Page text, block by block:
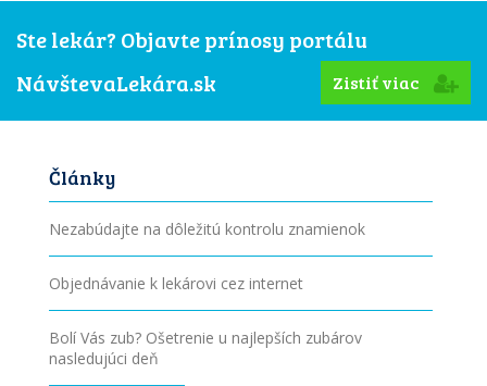
Ste lekár? Objavte prínosy portálu
NávštevaLekára.sk
Zistiť viac
Články
Nezabúdajte na dôležitú kontrolu znamienok
Objednávanie k lekárovi cez internet
Bolí Vás zub? Ošetrenie u najlepších zubárov
nasledujúci deň